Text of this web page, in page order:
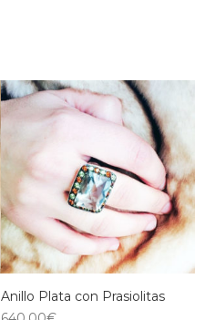
Anillo Plata con Prasiolitas